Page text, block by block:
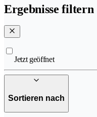
Ergebnisse filtern
Jetzt geöffnet
Sortieren nach